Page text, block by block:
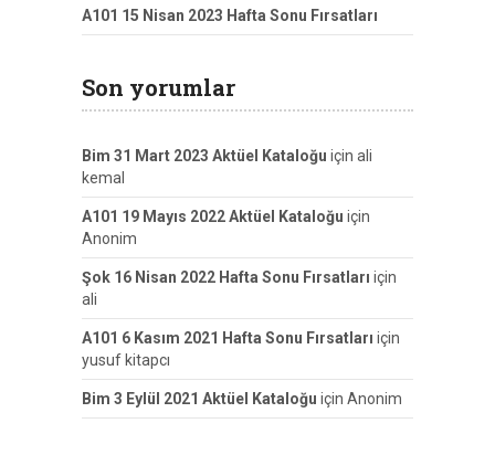
A101 15 Nisan 2023 Hafta Sonu Fırsatları
Son yorumlar
Bim 31 Mart 2023 Aktüel Kataloğu için ali
kemal
A101 19 Mayıs 2022 Aktüel Kataloğu için
Anonim
Şok 16 Nisan 2022 Hafta Sonu Fırsatları için
ali
A101 6 Kasım 2021 Hafta Sonu Fırsatları için
yusuf kitapcı
Bim 3 Eylül 2021 Aktüel Kataloğu için Anonim